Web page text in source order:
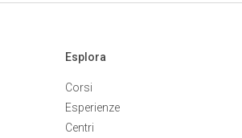
Esplora
Corsi
Esperienze
Centri